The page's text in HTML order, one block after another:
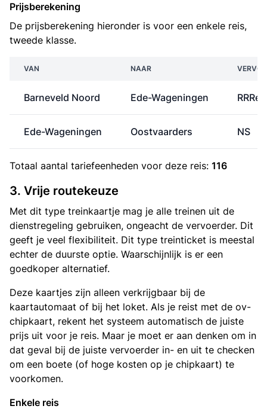
Prijsberekening
De prijsberekening hieronder is voor een enkele reis,
tweede klasse.
VAN NAAR
Barneveld Noord Ede-Wageningen
Ede-Wageningen Oostvaarders NS
Totaal aantal tariefeenheden voor deze reis: 116
3. Vrije routekeuze
Met dit type treinkaartje mag je alle treinen uit de
dienstregeling gebruiken, ongeacht de vervoerder. Dit
geeft je veel flexibiliteit. Dit type treinticket is meestal
echter de duurste optie. Waarschijnlijk is er een
goedkoper alternatief.
Deze kaartjes zijn alleen verkrijgbaar bij de
kaartautomaat of bij het loket. Als je reist met de ov-
chipkaart, rekent het systeem automatisch de juiste
prijs uit voor je reis. Maar je moet er aan denken om in
dat geval bij de juiste vervoerder in- en uit te checken
om een boete (of hoge kosten op je chipkaart) te
voorkomen.
Enkele reis